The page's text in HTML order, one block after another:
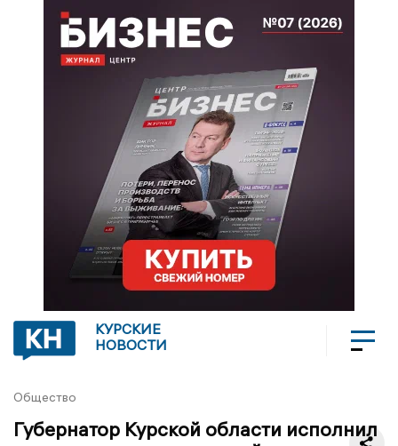
КУРСКИЕ
НОВОСТИ
Общество
Губернатор Курской области исполнил